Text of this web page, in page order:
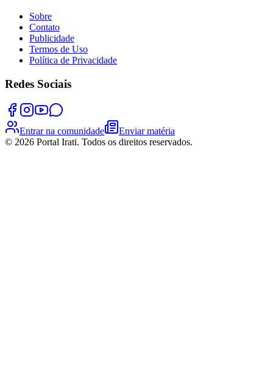
Sobre
Contato
Publicidade
Termos de Uso
Política de Privacidade
Redes Sociais
Entrar na comunidade
Enviar matéria
© 2026 Portal Irati. Todos os direitos reservados.